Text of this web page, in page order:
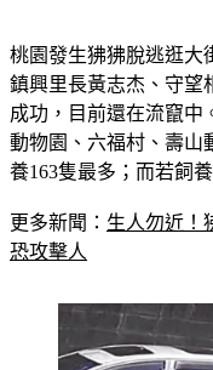
桃園發生狒狒脫逃逛大
鎮興里長黃志杰、守望
成功，目前還在流竄中
動物園、六福村、壽山
養163隻最多；而若飼
更多新聞： 生人勿近！
恐攻擊人